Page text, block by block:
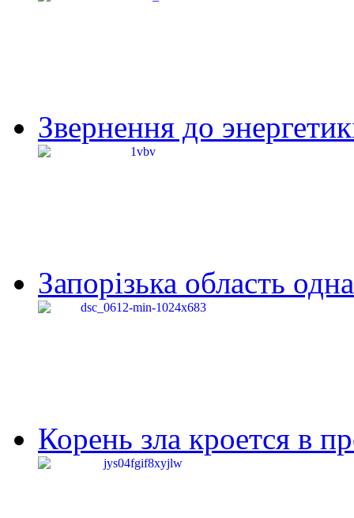
Звернення до
Запорізька область
Корень зла кроется в